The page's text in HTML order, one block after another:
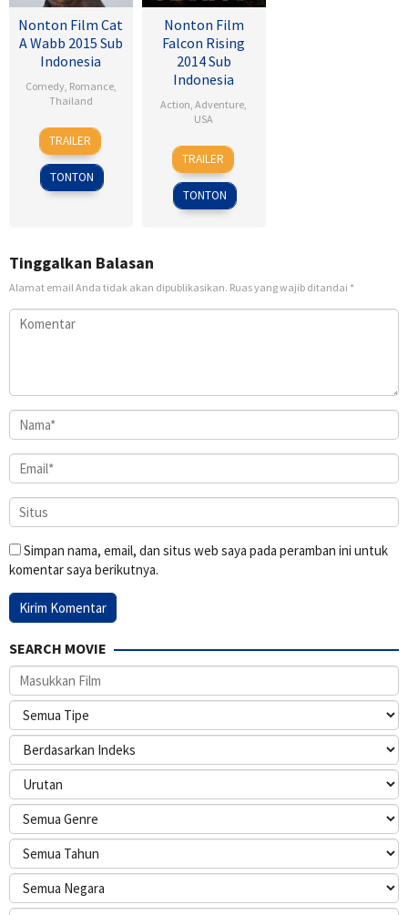
Nonton Film Cat
A Wabb 2015 Sub
Indonesia
Comedy, Romance,
Thailand
4
Mar
2015
Nareubadee
Wetchakam
TRAILER
TONTON
Nonton Film
Falcon Rising
2014 Sub
Indonesia
Action,Adventure,
USA
5
Sep
2014
Ernie
Barbarash
TRAILER
TONTON
Tinggalkan Balasan
Alamat email Anda tidak akan dipublikasikan. Ruas yang wajib ditandai *
Simpan nama, email, dan situs web saya pada peramban ini untuk
komentar saya berikutnya.
SEARCH MOVIE